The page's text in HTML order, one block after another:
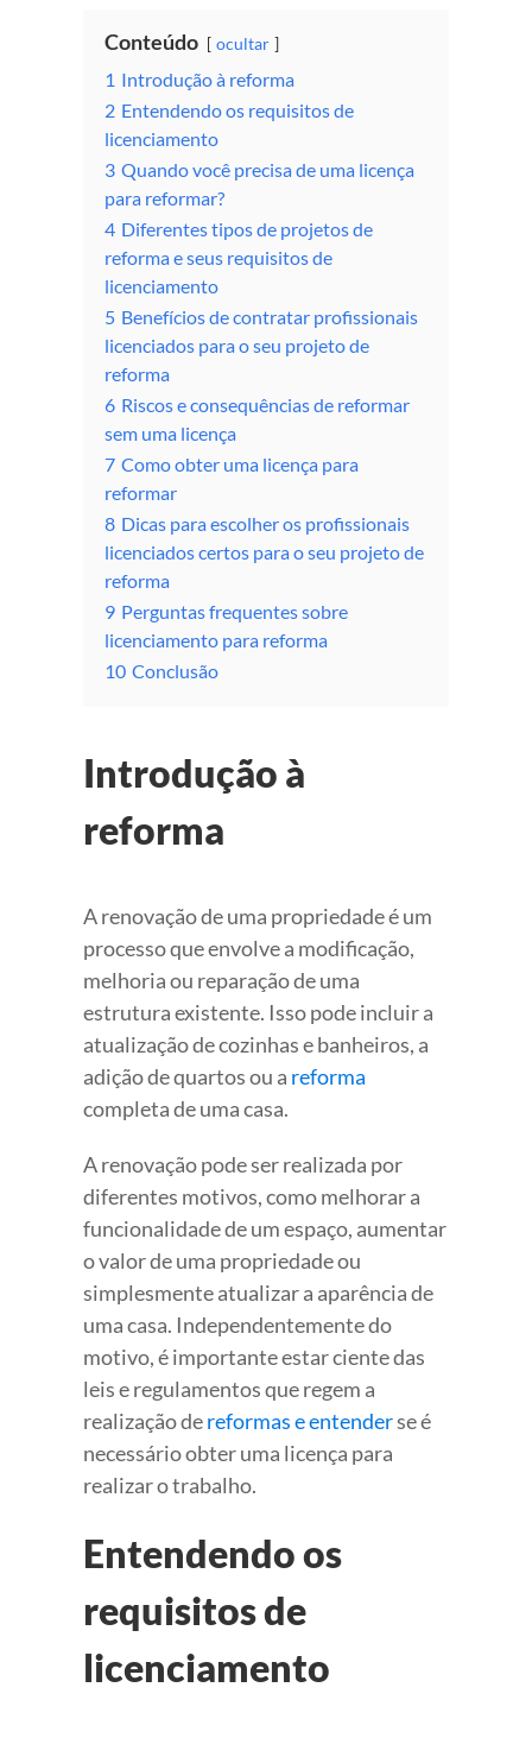
Conteúdo ocultar
1 Introdução à reforma
2 Entendendo os requisitos de
licenciamento
3 Quando você precisa de uma licença
para reformar?
4 Diferentes tipos de projetos de
reforma e seus requisitos de
licenciamento
5 Benefícios de contratar profissionais
licenciados para o seu projeto de
reforma
6 Riscos e consequências de reformar
sem uma licença
7 Como obter uma licença para
reformar
8 Dicas para escolher os profissionais
licenciados certos para o seu projeto de
reforma
9 Perguntas frequentes sobre
licenciamento para reforma
10 Conclusão
Introdução à
reforma
A renovação de uma propriedade é um
processo que envolve a modificação,
melhoria ou reparação de uma
estrutura existente. Isso pode incluir a
atualização de cozinhas e banheiros, a
adição de quartos ou a reforma
completa de uma casa.
A renovação pode ser realizada por
diferentes motivos, como melhorar a
funcionalidade de um espaço, aumentar
o valor de uma propriedade ou
simplesmente atualizar a aparência de
uma casa. Independentemente do
motivo, é importante estar ciente das
leis e regulamentos que regem a
realização dereformas e entenderse é
necessário obter uma licença para
realizar o trabalho.
Entendendo os
requisitos de
licenciamento